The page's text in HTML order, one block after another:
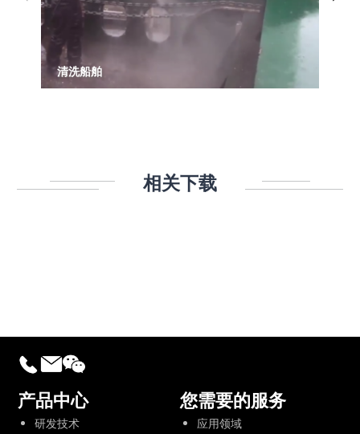
清洗船舶
相关下载
产品中心
研发技术
您需要的服务
应用领域